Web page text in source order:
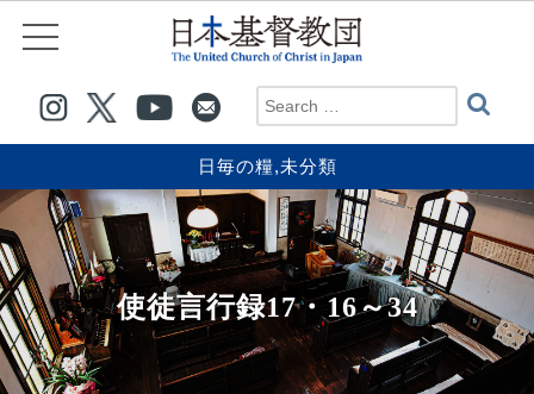
日毎の糧,未分類
使徒言行録17・16～34